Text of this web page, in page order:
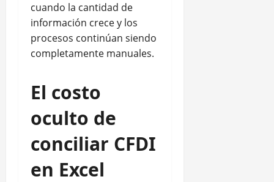
cuando la cantidad de
información crece y los
procesos continúan siendo
completamente manuales.
El costo
oculto de
conciliar CFDI
en Excel